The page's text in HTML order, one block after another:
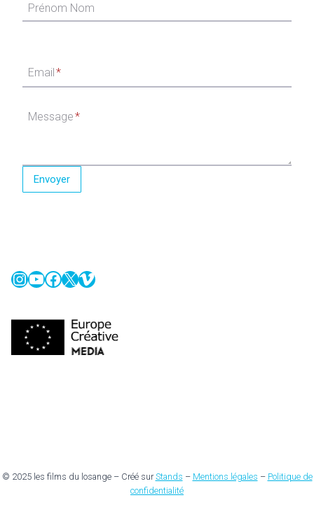
Prénom Nom
Email *
Message*
Envoyer
Instagram
YouTube
Facebook
X Vimeo
© 2025 les films du losange – Créé surStands – Mentions légales – Politique de
confidentialité